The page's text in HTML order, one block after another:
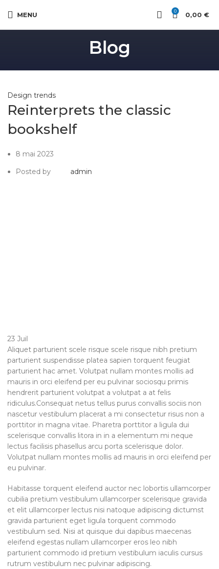
MENU 0 0,00 €
Blog
Design trends
Reinterprets the classic
bookshelf
8 mai 2023
Posted by
admin
23 Juil
Aliquet parturient scele risque scele risque nibh pretium
parturient suspendisse platea sapien torquent feugiat
parturient hac amet. Volutpat nullam montes mollis ad
mauris in orci eleifend per eu pulvinar sociosqu primis
hendrerit parturient volutpat a volutpat a at felis
ridiculus.Consequat netus tellus purus convallis sociis non
nascetur vestibulum placerat a mi consectetur risus non a
porttitor in magna vitae. Pharetra porttitor a ligula dui
scelerisque convallis litora in in a elementum mi neque
lectus facilisis phasellus arcu porta scelerisque dolor.
Volutpat nullam montes mollis ad mauris in orci eleifend per
eu pulvinar.
Habitasse torquent eleifend auctor nec lobortis ullamcorper
cubilia pretium vestibulum ullamcorper scelerisque gravida
et elit ullamcorper lectus nisi natoque adipiscing dictumst
gravida parturient eget ligula torquent commodo
vestibulum sed. Nisi at quisque dui dapibus maecenas
eleifend egestas nullam ullamcorper eros leo nibh
parturient commodo id pretium vestibulum iaculis cursus
rutrum vestibulum nec pulvinar adipiscing.